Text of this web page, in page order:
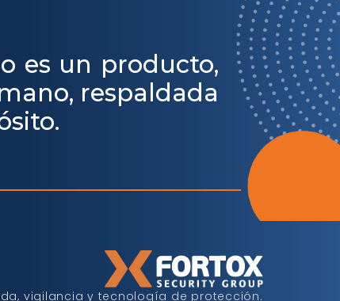
es un producto,
respaldada
vigilancia y tecnología de protección.